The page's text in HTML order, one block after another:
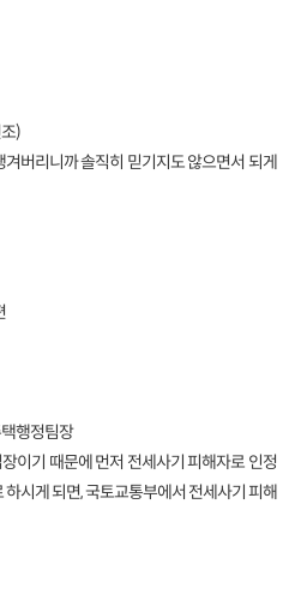
)
버리니까 솔직히 믿기지도 않으면서 되게
행정팀장
이기 때문에 먼저 전세사기 피해자로 인정
시게 되면, 국토교통부에서 전세사기 피해